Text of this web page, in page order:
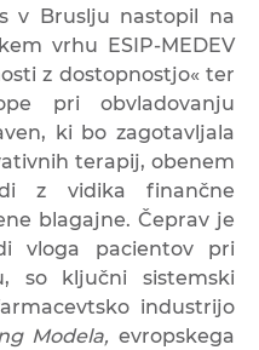
v Bruslju nastopil na
vrhu ESIP-MEDEV
z dostopnostjo« ter
pri obvladovanju
ki bo zagotavljala
terapij, obenem
z vidika finančne
blagajne. Čeprav je
vloga pacientov pri
so ključni sistemski
industrijo
Modela,evropskega